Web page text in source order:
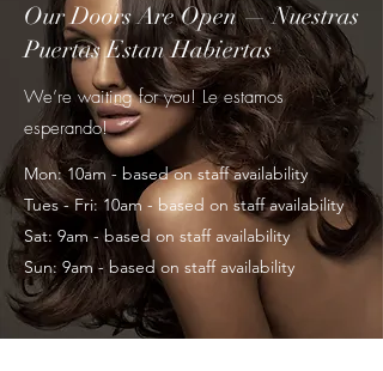
Our Doors Are Open — Nuestras
Puertas Estan Habiertas
We’re waiting for you! Le estamos
esperando!
Mon: 10am - based on staff availability
Tues - Fri: 10am - based on staff availability
Sat: 9am - based on staff availability
Sun: 9am - based on staff availability